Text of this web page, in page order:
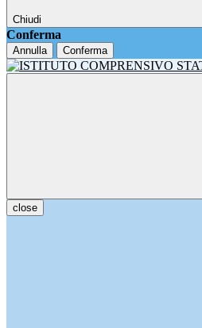
Chiudi
Conferma
Annulla Conferma
close